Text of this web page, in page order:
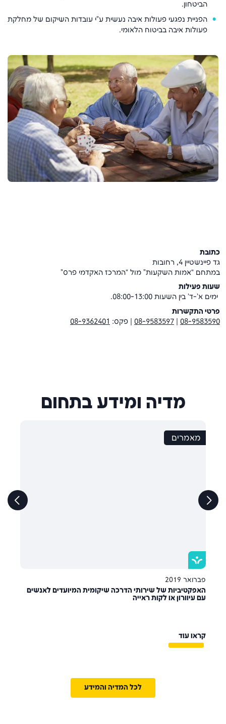
הביטחון.
הפניית נפגעי פעולות איבה נעשית ע"י עובדות השיקום של מחלקת
פעולות איבה בביטוח הלאומי.
כתובת
גד פיינשטיין 4, רחובות
במתחם “אמות השקעות” מול “המרכז האקדמי פרס”
שעות פעילות
ימים א'-ד' בין השעות 08:00-13:00.
פרטי התקשרות
08-9583590
08-9583597 פקס: 08-9362401
מדיה ומידע בתחום
מאמרים
פברואר 2019
האפקטיביות של שירותי הדרכה שיקומית המיועדים לאנשים
עם עיוורון או לקות ראייה
קראו עוד
לכל המדיה והמידע